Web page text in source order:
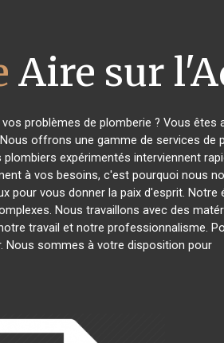
Aire sur
problèmes de plomberie ? Vous êtes
offrons une gamme de services de
expérimentés interviennent
à vos besoins, c'est pourquoi nous
vous donner la paix d'esprit. Notre
Nous travaillons avec des
travail et notre professionnalisme.
Nous sommes à votre disposition pour